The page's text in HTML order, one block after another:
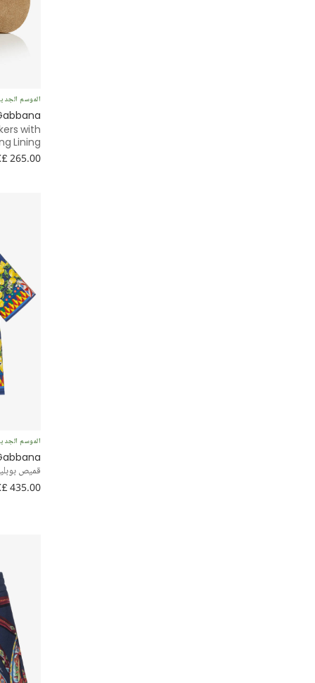
طويل للأرض
الموسم
with
Lining
265.00
الموسم
قميص
435.00